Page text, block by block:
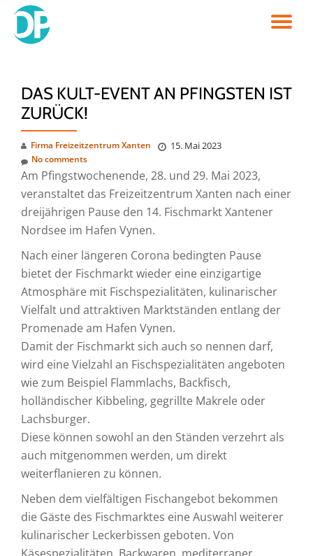
Skip
DAS KULT-EVENT AN PFINGSTEN IST
ZURÜCK!
Firma Freizeitzentrum Xanten 15. Mai 2023
No comments
Am Pfingstwochenende, 28. und 29. Mai 2023,
veranstaltet das Freizeitzentrum Xanten nach einer
dreijährigen Pause den 14. Fischmarkt Xantener
Nordsee im Hafen Vynen.
Nach einer längeren Corona bedingten Pause
bietet der Fischmarkt wieder eine einzigartige
Atmosphäre mit Fischspezialitäten, kulinarischer
Vielfalt und attraktiven Marktständen entlang der
Promenade am Hafen Vynen.
Damit der Fischmarkt sich auch so nennen darf,
wird eine Vielzahl an Fischspezialitäten angeboten
wie zum Beispiel Flammlachs, Backfisch,
holländischer Kibbeling, gegrillte Makrele oder
Lachsburger.
Diese können sowohl an den Ständen verzehrt als
auch mitgenommen werden, um direkt
weiterflanieren zu können.
Neben dem vielfältigen Fischangebot bekommen
die Gäste des Fischmarktes eine Auswahl weiterer
kulinarischer Leckerbissen geboten. Von